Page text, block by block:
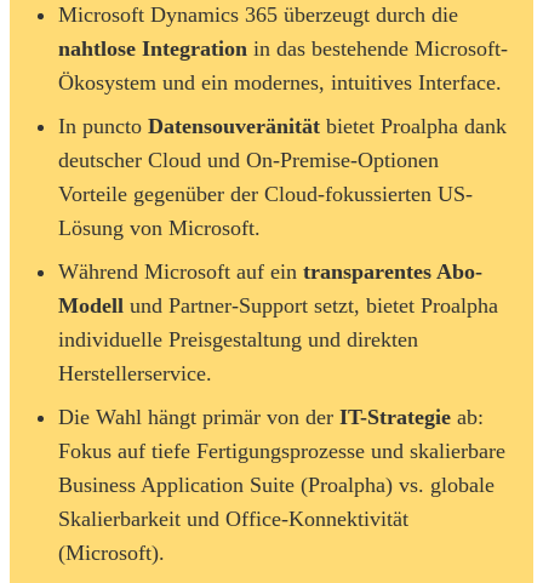
Microsoft Dynamics 365 überzeugt durch die
nahtlose Integration in das bestehende Microsoft-
Ökosystem und ein modernes, intuitives Interface.
In puncto Datensouveränität bietet Proalpha dank
deutscher Cloud und On-Premise-Optionen
Vorteile gegenüber der Cloud-fokussierten US-
Lösung von Microsoft.
Während Microsoft auf ein transparentes Abo-
Modell und Partner-Support setzt, bietet Proalpha
individuelle Preisgestaltung und direkten
Herstellerservice.
Die Wahl hängt primär von der IT-Strategie ab:
Fokus auf tiefe Fertigungsprozesse und skalierbare
Business Application Suite (Proalpha) vs. globale
Skalierbarkeit und Office-Konnektivität
(Microsoft).